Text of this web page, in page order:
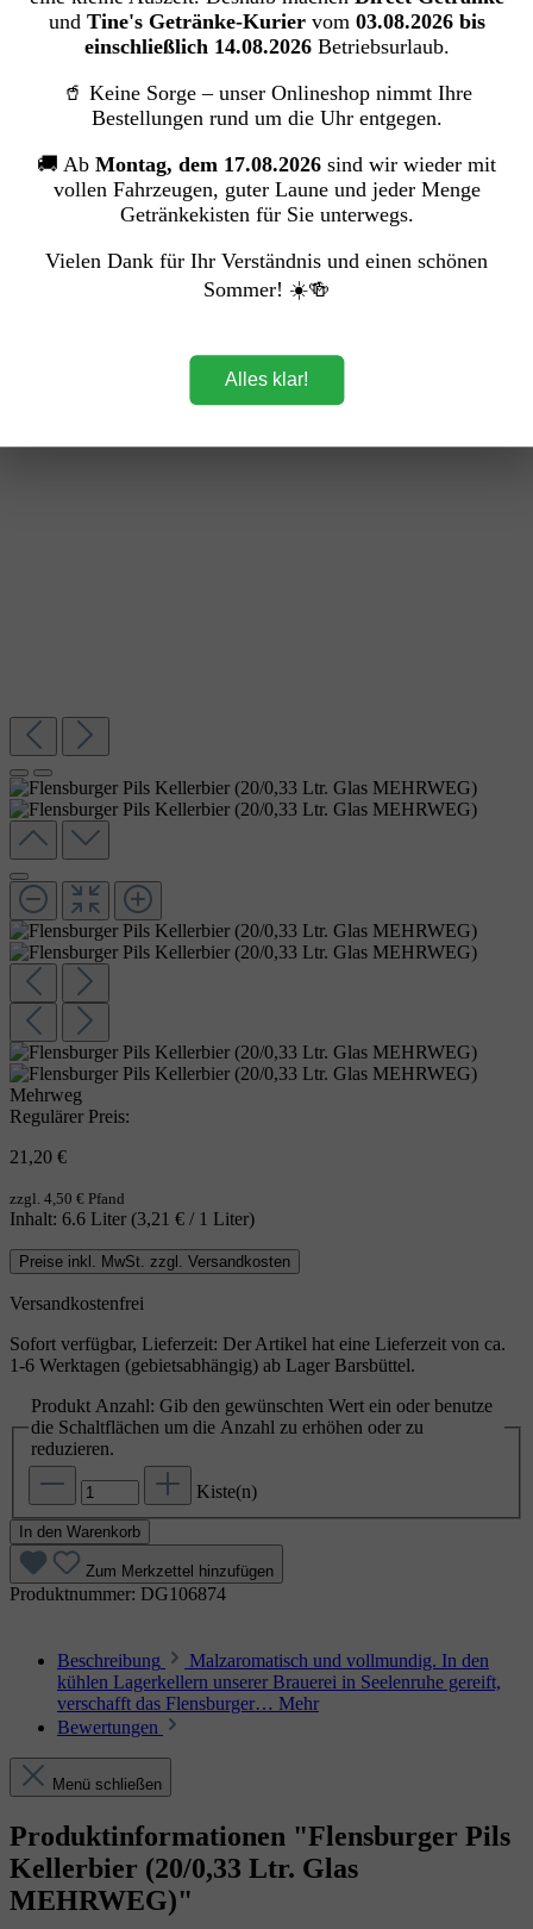
Mehrweg
Regulärer Preis:
21,20 €
zzgl. 4,50 € Pfand
Inhalt: 6.6 Liter (3,21 € / 1 Liter)
Preise inkl. MwSt. zzgl. Versandkosten
Versandkostenfrei
Sofort verfügbar, Lieferzeit: Der Artikel hat eine Lieferzeit von ca.
1-6 Werktagen (gebietsabhängig) ab Lager Barsbüttel.
Produkt Anzahl: Gib den gewünschten Wert ein oder benutze
die Schaltflächen um die Anzahl zu erhöhen oder zu
reduzieren.
Kiste(n)
In den Warenkorb
Zum Merkzettel hinzufügen
Produktnummer: DG106874
Beschreibung
Malzaromatisch und vollmundig. In den
kühlen Lagerkellern unserer Brauerei in Seelenruhe gereift,
verschafft das Flensburger… Mehr
Bewertungen
Menü schließen
Produktinformationen "Flensburger Pils
Kellerbier (20/0,33 Ltr. Glas
MEHRWEG)"
und Tine's Getränke-Kuriervom 03.08.2026 bis
einschließlich 14.08.2026Betriebsurlaub.
🥤 Keine Sorge – unser Onlineshop nimmt Ihre
Bestellungen rund um die Uhr entgegen.
🚚 Ab Montag, dem 17.08.2026 sind wir wieder mit
vollen Fahrzeugen, guter Laune und jeder Menge
Getränkekisten für Sie unterwegs.
Vielen Dank für Ihr Verständnis und einen schönen
Sommer! ☀️🍻
Alles klar!